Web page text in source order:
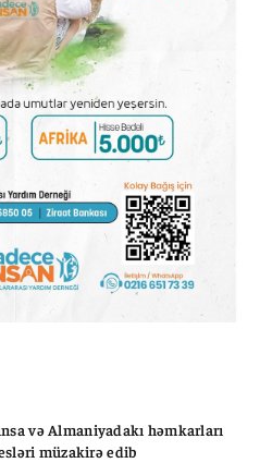
və Almaniyadakı həmkarları
müzakirə edib